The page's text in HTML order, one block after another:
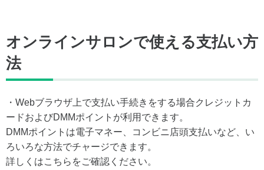
オンラインサロンで使える支払い方
法
・Webブラウザ上で支払い手続きをする場合クレジットカ
ードおよびDMMポイントが利用できます。
DMMポイントは電子マネー、コンビニ店頭支払いなど、い
ろいろな方法でチャージできます。
詳しくはこちらをご確認ください。